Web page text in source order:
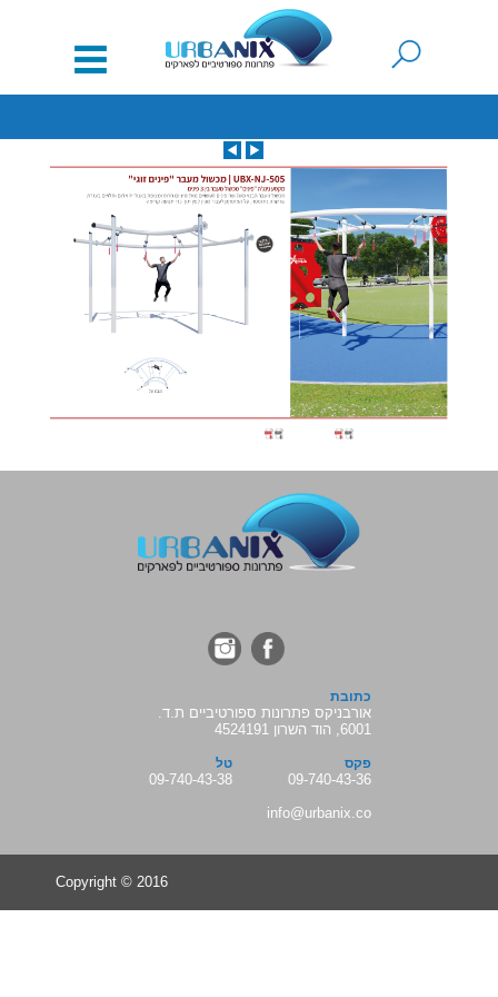
כתובת
אורבניקס פתרונות ספורטיביים ת.ד.
6001, הוד השרון 4524191
טל
09-740-43-38
פקס
09-740-43-36
info@urbanix.co
Copyright © 2016